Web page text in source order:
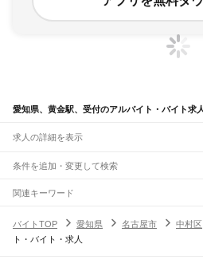
愛知県、黄金駅、受付のアルバイト・バイト求
求人の詳細を表示
条件を追加・変更して検索
市区町村を追加・変更
愛知県すべて
名古屋市すべて
駅を追加・変更
職種を追加・変更
関連キーワード
バイトTOP
愛知県 名古屋市 中村区
ト・バイト・求人